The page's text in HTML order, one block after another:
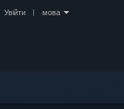
Увійти мова